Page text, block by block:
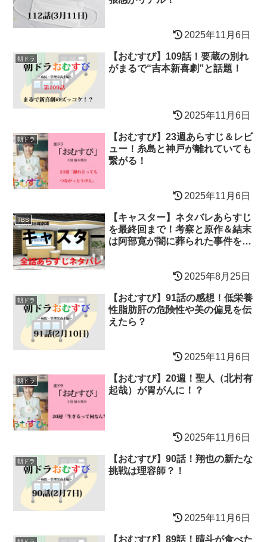
2025年11月6日
朝ドラ
【おむすび】109話！要蔵の別れ
がまるで“吉本新喜劇”と話題！
2025年11月6日
朝ドラ
【おむすび】23週あらすじ＆レビ
ュー！糸島と神戸が離れていても
繋がる！
2025年11月6日
TBS
【キャスター】ネタバレあらすじ
を最終回まで！考察と原作＆結末
は阿部寛が闇に葬られた事件を暴
2025年8月25日
朝ドラ
【おむすび】91話の感想！低栄養
性脂肪肝の危険性や美の偏見を伝
えたら？
2025年11月6日
朝ドラ
【おむすび】20週！聖人（北村有
起哉）が胃がんに！？
2025年11月6日
朝ドラ
【おむすび】90話！翔也の新たな
挑戦は理容師？！
2025年11月6日
【おむすび】89話！晴斗が食べた